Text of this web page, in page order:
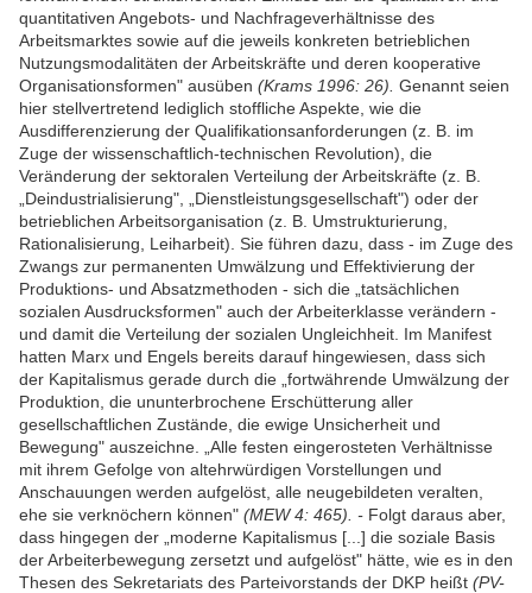
quantitativen Angebots- und Nachfrageverhältnisse des
Arbeitsmarktes sowie auf die jeweils konkreten betrieblichen
Nutzungsmodalitäten der Arbeitskräfte und deren kooperative
Organisationsformen" ausüben (Krams 1996: 26). Genannt seien
hier stellvertretend lediglich stoffliche Aspekte, wie die
Ausdifferenzierung der Qualifikationsanforderungen (z. B. im
Zuge der wissenschaftlich-technischen Revolution), die
Veränderung der sektoralen Verteilung der Arbeitskräfte (z. B.
„Deindustrialisierung", „Dienstleistungsgesellschaft") oder der
betrieblichen Arbeitsorganisation (z. B. Umstrukturierung,
Rationalisierung, Leiharbeit). Sie führen dazu, dass - im Zuge des
Zwangs zur permanenten Umwälzung und Effektivierung der
Produktions- und Absatzmethoden - sich die „tatsächlichen
sozialen Ausdrucksformen" auch der Arbeiterklasse verändern -
und damit die Verteilung der sozialen Ungleichheit. Im Manifest
hatten Marx und Engels bereits darauf hingewiesen, dass sich
der Kapitalismus gerade durch die „fortwährende Umwälzung der
Produktion, die ununterbrochene Erschütterung aller
gesellschaftlichen Zustände, die ewige Unsicherheit und
Bewegung" auszeichne. „Alle festen eingerosteten Verhältnisse
mit ihrem Gefolge von altehrwürdigen Vorstellungen und
Anschauungen werden aufgelöst, alle neugebildeten veralten,
ehe sie verknöchern können" (MEW 4: 465). - Folgt daraus aber,
dass hingegen der „moderne Kapitalismus [...] die soziale Basis
der Arbeiterbewegung zersetzt und aufgelöst" hätte, wie es in den
Thesen des Sekretariats des Parteivorstands der DKP heißt (PV-